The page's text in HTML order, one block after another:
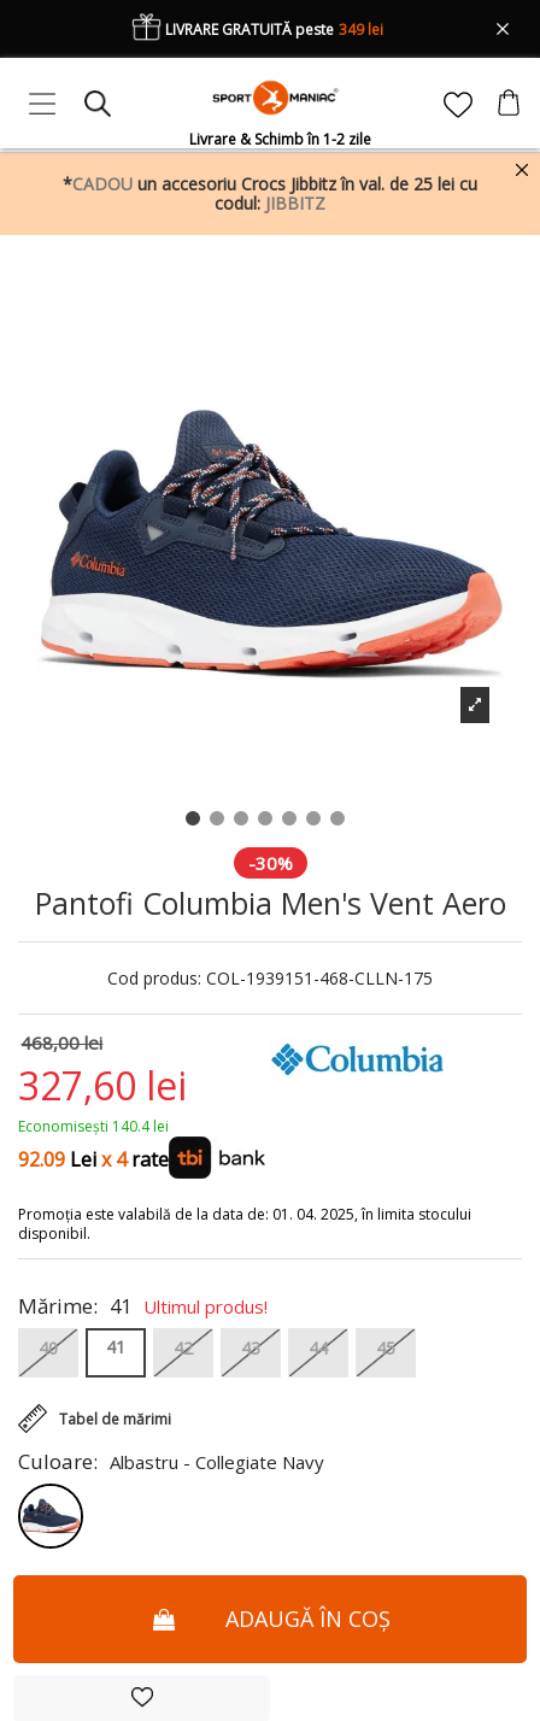
Livrare & Schimb în 1-2 zile
LIVRARE GRATUITĂ peste 349 lei
*CADOU un accesoriu Crocs Jibbitz în val. de 25 lei cu
codul: JIBBITZ
-30%
Pantofi Columbia Men's Vent Aero
Cod produs: COL-1939151-468-CLLN-175
327,60 lei
468,00 lei
Economisești 140.4 lei
92.09 Leix 4rate
Promoția este valabilă de la data de: 01. 04. 2025, în limita stocului
disponibil.
Culoare: Albastru - Collegiate Navy
Tabel de mărimi
Mărime: 41 Ultimul produs!
40 41 42 43 44 45
ADAUGĂ ÎN COȘ